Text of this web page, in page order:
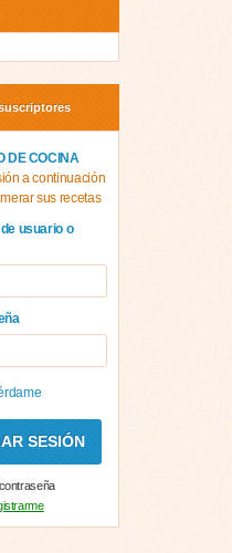
DE COCINA
a continuación
sus recetas
usuario o